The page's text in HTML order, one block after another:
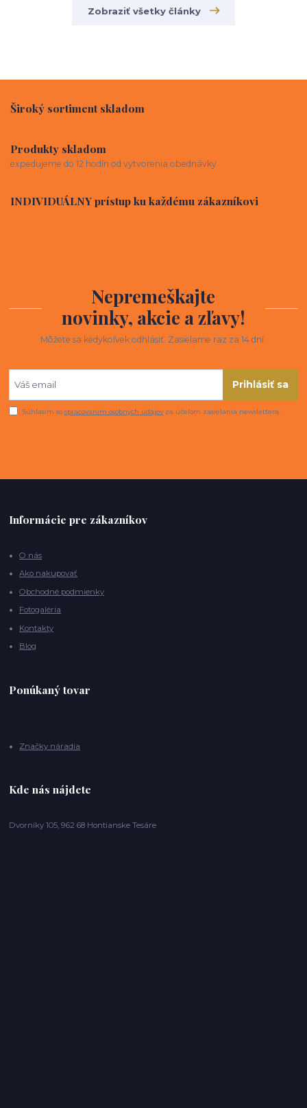
Zobraziť všetky články
Široký sortiment skladom
Produkty skladom
expedujeme do 12 hodín od vytvorenia obednávky
INDIVIDUÁLNY prístup ku každému zákazníkovi
Nepremeškajte
novinky, akcie a zľavy!
Môžete sa kedykoľvek odhlásiť. Zasielame raz za 14 dní.
Prihlásiť sa
Súhlasím sospracovaním osobných údajov za účelom zasielania newslettera.
Informácie pre zákazníkov
O nás
Ako nakupovať
Obchodné podmienky
Fotogaléria
Kontakty
Blog
Ponúkaný tovar
Značky náradia
Kde nás nájdete
Dvorníky 105, 962 68 Hontianske Tesáre